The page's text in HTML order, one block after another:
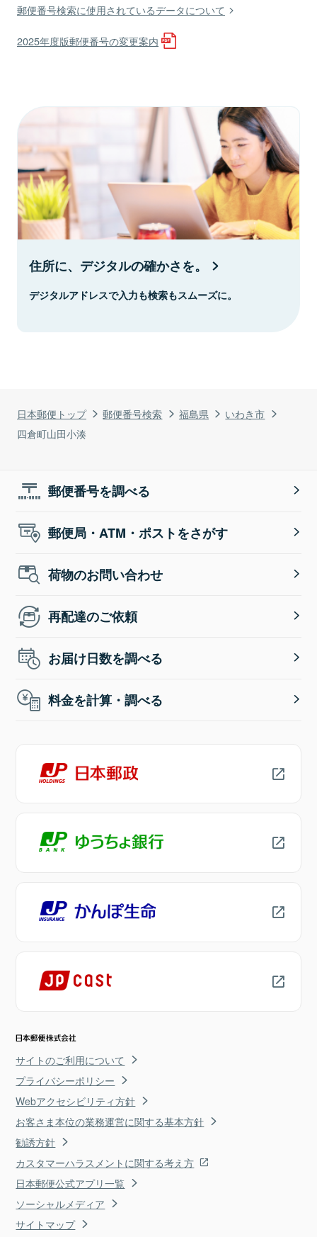
日本郵便トップ 郵便番号検索 福島県
いわき市
四倉町山田小湊
郵便番号検索に使用されているデータについて
2025年度版郵便番号の変更案内
住所に、デジタルの確かさを。
デジタルアドレスで入力も検索もスムーズに。
郵便番号を調べる
郵便局・ATM・ポストをさがす
荷物のお問い合わせ
再配達のご依頼
お届け日数を調べる
料金を計算・調べる
サイトのご利用について
プライバシーポリシー
Webアクセシビリティ方針
お客さま本位の業務運営に関する基本方針
勧誘方針
カスタマーハラスメントに関する考え方
日本郵便公式アプリ一覧
ソーシャルメディア
サイトマップ